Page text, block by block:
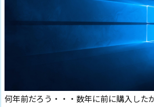
何年前だろう・・・数年に前に購入した